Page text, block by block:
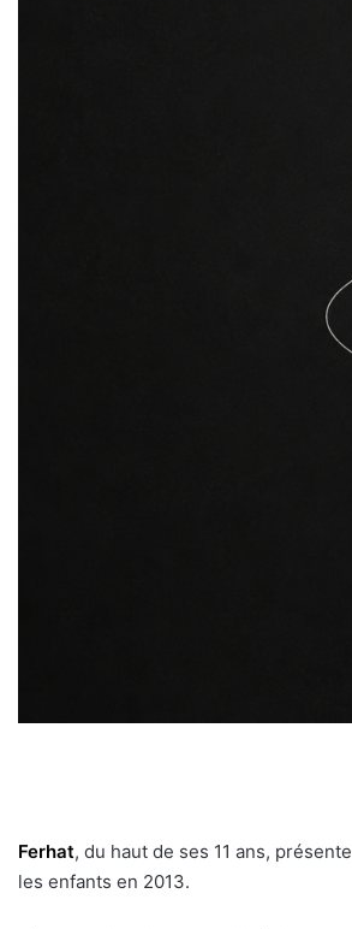
Ferhat, du haut de ses 11 ans, présente
les enfants en 2013.